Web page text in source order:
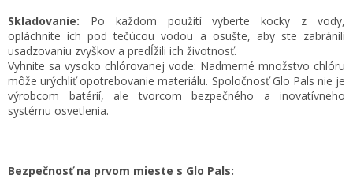
Skladovanie: Po každom použití vyberte kocky z vody,
opláchnite ich pod tečúcou vodou a osušte, aby ste zabránili
usadzovaniu zvyškov a predĺžili ich životnosť.
Vyhnite sa vysoko chlórovanej vode: Nadmerné množstvo chlóru
môže urýchliť opotrebovanie materiálu. Spoločnosť Glo Pals nie je
výrobcom batérií, ale tvorcom bezpečného a inovatívneho
systému osvetlenia.
Bezpečnosť na prvom mieste s Glo Pals: